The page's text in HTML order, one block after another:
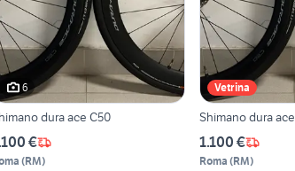
6
dura ace C50
€
(RM)
Vetrina
Shimano dura
1.100 €
Roma (RM)